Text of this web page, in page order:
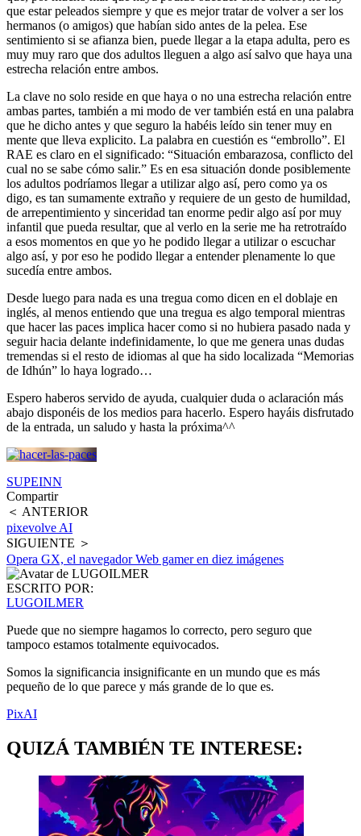
que estar peleados siempre y que es mejor tratar de volver a ser los
hermanos (o amigos) que habían sido antes de la pelea. Ese
sentimiento si se afianza bien, puede llegar a la etapa adulta, pero es
muy muy raro que dos adultos lleguen a algo así salvo que haya una
estrecha relación entre ambos.
La clave no solo reside en que haya o no una estrecha relación entre
ambas partes, también a mi modo de ver también está en una palabra
que he dicho antes y que seguro la habéis leído sin tener muy en
mente que lleva explicito. La palabra en cuestión es “embrollo”. El
RAE es claro en el significado: “Situación embarazosa, conflicto del
cual no se sabe cómo salir.” Es en esa situación donde posiblemente
los adultos podríamos llegar a utilizar algo así, pero como ya os
digo, es tan sumamente extraño y requiere de un gesto de humildad,
de arrepentimiento y sinceridad tan enorme pedir algo así por muy
infantil que pueda resultar, que al verlo en la serie me ha retrotraído
a esos momentos en que yo he podido llegar a utilizar o escuchar
algo así, y por eso he podido llegar a entender plenamente lo que
sucedía entre ambos.
Desde luego para nada es una tregua como dicen en el doblaje en
inglés, al menos entiendo que una tregua es algo temporal mientras
que hacer las paces implica hacer como si no hubiera pasado nada y
seguir hacia delante indefinidamente, lo que me genera unas dudas
tremendas si el resto de idiomas al que ha sido localizada “Memorias
de Idhún” lo haya logrado…
Espero haberos servido de ayuda, cualquier duda o aclaración más
abajo disponéis de los medios para hacerlo. Espero hayáis disfrutado
de la entrada, un saludo y hasta la próxima^^
SUPEINN
Compartir
＜ ANTERIOR
pixevolve AI
SIGUIENTE ＞
Opera GX, el navegador Web gamer en diez imágenes
ESCRITO POR:
LUGOILMER
Puede que no siempre hagamos lo correcto, pero seguro que
tampoco estamos totalmente equivocados.
Somos la significancia insignificante en un mundo que es más
pequeño de lo que parece y más grande de lo que es.
PixAI
QUIZÁ TAMBIÉN TE INTERESE: